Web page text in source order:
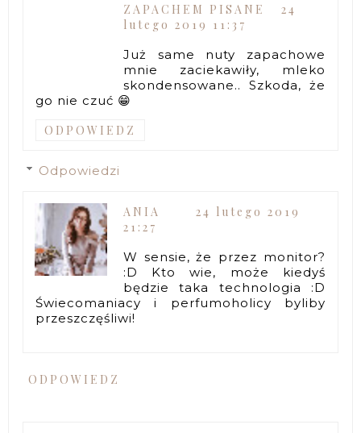
ZAPACHEM PISANE
24
lutego 2019 11:37
Już same nuty zapachowe
mnie zaciekawiły, mleko
skondensowane.. Szkoda, że
go nie czuć 😁
ODPOWIEDZ
Odpowiedzi
ANIA
24 lutego 2019
21:27
W sensie, że przez monitor?
:D Kto wie, może kiedyś
będzie taka technologia :D
Świecomaniacy i perfumoholicy byliby
przeszczęśliwi!
ODPOWIEDZ